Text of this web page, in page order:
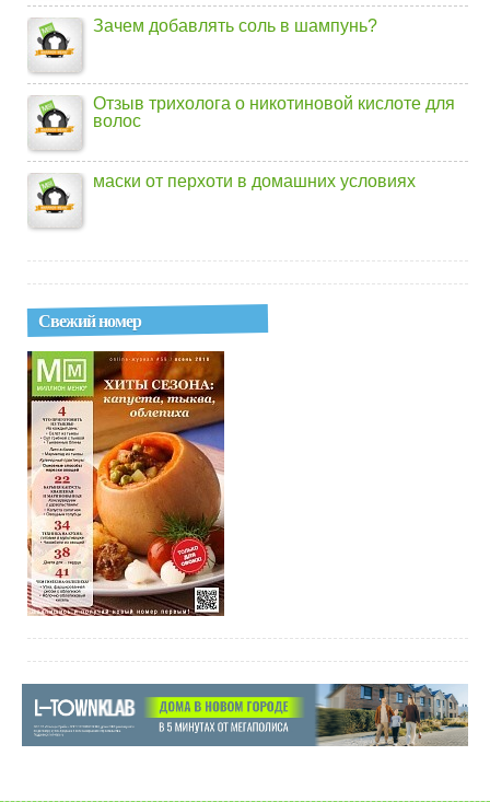
Зачем добавлять соль в шампунь?
Отзыв трихолога о никотиновой кислоте для
волос
маски от перхоти в домашних условиях
Свежий номер